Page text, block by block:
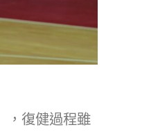
，復健過程雖